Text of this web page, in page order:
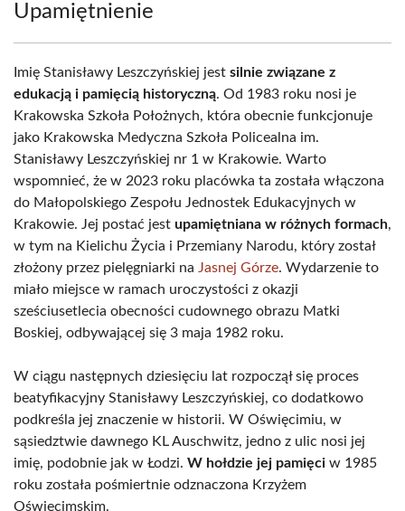
Upamiętnienie
Imię Stanisławy Leszczyńskiej jest silnie związane z
edukacją i pamięcią historyczną. Od 1983 roku nosi je
Krakowska Szkoła Położnych, która obecnie funkcjonuje
jako Krakowska Medyczna Szkoła Policealna im.
Stanisławy Leszczyńskiej nr 1 w Krakowie. Warto
wspomnieć, że w 2023 roku placówka ta została włączona
do Małopolskiego Zespołu Jednostek Edukacyjnych w
Krakowie. Jej postać jest upamiętniana w różnych formach,
w tym na Kielichu Życia i Przemiany Narodu, który został
złożony przez pielęgniarki na Jasnej Górze. Wydarzenie to
miało miejsce w ramach uroczystości z okazji
sześciusetlecia obecności cudownego obrazu Matki
Boskiej, odbywającej się 3 maja 1982 roku.
W ciągu następnych dziesięciu lat rozpoczął się proces
beatyfikacyjny Stanisławy Leszczyńskiej, co dodatkowo
podkreśla jej znaczenie w historii. W Oświęcimiu, w
sąsiedztwie dawnego KL Auschwitz, jedno z ulic nosi jej
imię, podobnie jak w Łodzi. W hołdzie jej pamięci w 1985
roku została pośmiertnie odznaczona Krzyżem
Oświęcimskim.